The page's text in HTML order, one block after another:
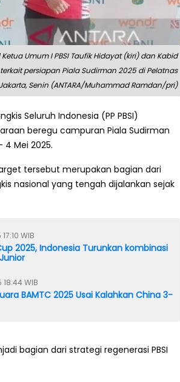
Umum I PBSI Taufik Hidayat (kiri) dan Kabid
persiapan Piala Sudirman 2025 di Pelatnas
Senin (ANTARA/Muhammad Ramdan/pri)
Seluruh Indonesia (PP PBSI)
beregu campuran Piala Sudirman
4 Mei 2025.
tersebut merupakan bagian dari
nasional yang tengah dijalankan sejak
WIB
2025, Indonesia Turunkan kombinasi
18:44 WIB
BAMTC 2025 Usai Kalahkan China 3-
bagian dari strategi regenerasi PBSI